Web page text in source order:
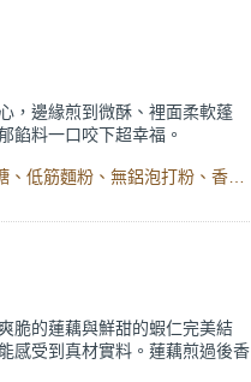
，邊緣煎到微酥、裡面柔軟蓬
餡料一口咬下超幸福。
準備自己喜歡的餡料口味，就能
配，甜香濃郁又不膩口，熱熱
脆的蓮藕與鮮甜的蝦仁完美結
感受到真材實料。蓮藕煎過後香